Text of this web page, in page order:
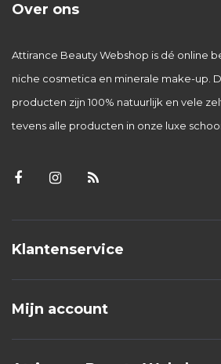
Over ons
Attirance Beauty Webshop is dé online
niche cosmetica en minerale make-up.
producten zijn 100% natuurlijk en vele
tevens alle producten in onze luxe
Klantenservice
Mijn account